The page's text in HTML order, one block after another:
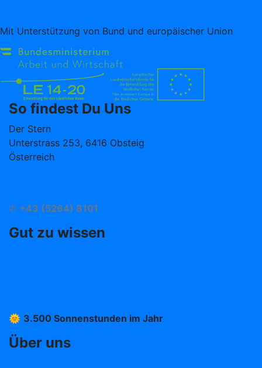
Mit Unterstützung von Bund und europäischer Union
So findest Du Uns
Der Stern
Unterstrass 253, 6416 Obsteig
Österreich
✆ +43 (5264) 8101
Gut zu wissen
🌞 3.500 Sonnenstunden im Jahr
Über uns